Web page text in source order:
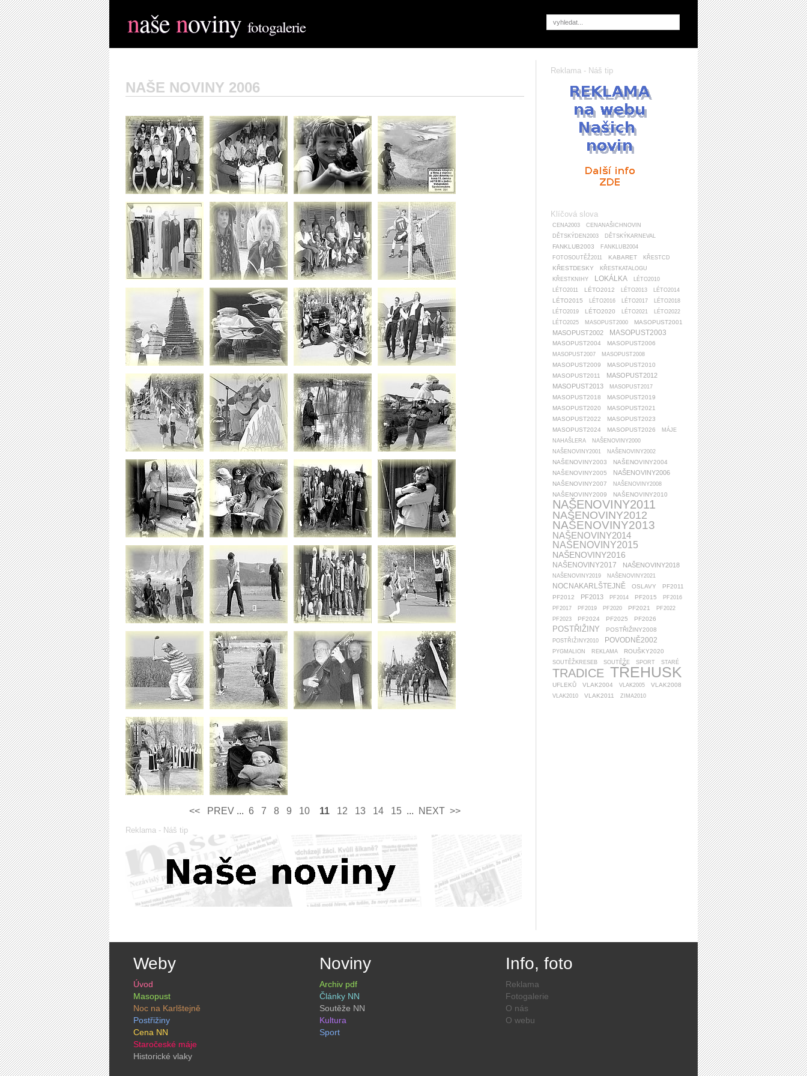
našenoviny fotogalerie
Reklama - Náš tip
Klíčová slova
CENA2003
CENANAŠICHNOVIN
DĚTSKÝDEN2003
DĚTSKÝKARNEVAL
FANKLUB2003
FANKLUB2004
FOTOSOUTĚŽ2011
KABARET KŘESTCD
KŘESTDESKY
KŘESTKATALOGU
KŘESTKNIHY
LOKÁLKA
LÉTO2010
LÉTO2011
LÉTO2012 LÉTO2013 LÉTO2014
LÉTO2015 LÉTO2016 LÉTO2017
LÉTO2018
LÉTO2019
LÉTO2020 LÉTO2021
LÉTO2022
LÉTO2025
MASOPUST2000 MASOPUST2001
MASOPUST2002 MASOPUST2003
MASOPUST2004 MASOPUST2006
MASOPUST2007 MASOPUST2008
MASOPUST2009
MASOPUST2010
MASOPUST2011
MASOPUST2012
MASOPUST2013
MASOPUST2017
MASOPUST2018
MASOPUST2019
MASOPUST2020
MASOPUST2021
MASOPUST2022
MASOPUST2023
MASOPUST2024
MASOPUST2026
MÁJE
NAHAŠLERA
NAŠENOVINY2000
NAŠENOVINY2001
NAŠENOVINY2002
NAŠENOVINY2003
NAŠENOVINY2004
NAŠENOVINY2005
NAŠENOVINY2006
NAŠENOVINY2007 NAŠENOVINY2008
NAŠENOVINY2009 NAŠENOVINY2010
NAŠENOVINY2011
NAŠENOVINY2012
NAŠENOVINY2013
NAŠENOVINY2014
NAŠENOVINY2015
NAŠENOVINY2016
NAŠENOVINY2017 NAŠENOVINY2018
NAŠENOVINY2019 NAŠENOVINY2021
NOCNAKARLŠTEJNĚ OSLAVY
PF2011
PF2012
PF2013 PF2014 PF2015
PF2016
PF2017
PF2019 PF2020 PF2021
PF2022
PF2023
PF2024 PF2025 PF2026
POSTŘIŽINY POSTŘIŽINY2008
POSTŘIŽINY2010 POVODNĚ2002
PYGMALION REKLAMA ROUŠKY2020
SOUTĚŽKRESEB SOUTĚŽE SPORT STARÉ
TRADICE TŘEHUSK
UFLEKŮ VLAK2004 VLAK2005 VLAK2008
VLAK2010 VLAK2011 ZIMA2010
NAŠE NOVINY 2006
<< PREV­ ... 6 7 8 9 10 11 12 13 14 15 ... NEXT­ >>
Reklama - Náš tip
Weby
Úvod
Masopust
Noc na Karlštejně
Postřižiny
Cena NN
Staročeské máje
Historické vlaky
Noviny
Archiv pdf
Články NN
Soutěže NN
Kultura
Sport
Info, foto
Reklama
Fotogalerie
O nás
O webu